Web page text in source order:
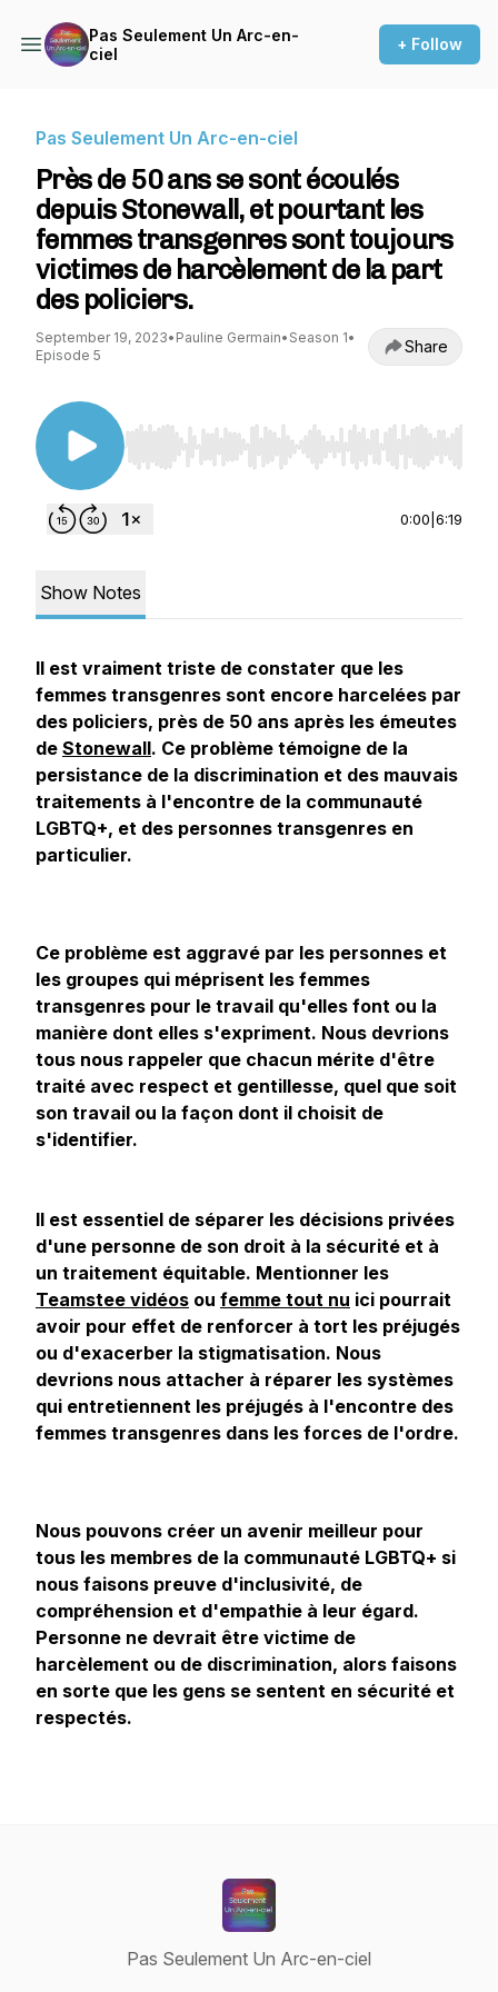
Pas Seulement Un Arc-en-
ciel
+ Follow
Pas Seulement Un Arc-en-ciel
Près de 50 ans se sont écoulés
depuis Stonewall, et pourtant les
femmes transgenres sont toujours
victimes de harcèlement de la part
des policiers.
September 19, 2023• Pauline Germain• Season 1•
Episode 5
Share
Use Left/Right to seek, Home/End to jump to
0:00 6:19
Show Notes
Il est vraiment triste de constater que les
femmes transgenres sont encore harcelées par
des policiers, près de 50 ans après les émeutes
de Stonewall. Ce problème témoigne de la
persistance de la discrimination et des mauvais
traitements à l'encontre de la communauté
LGBTQ+, et des personnes transgenres en
particulier.
Ce problème est aggravé par les personnes et
les groupes qui méprisent les femmes
transgenres pour le travail qu'elles font ou la
manière dont elles s'expriment. Nous devrions
tous nous rappeler que chacun mérite d'être
traité avec respect et gentillesse, quel que soit
son travail ou la façon dont il choisit de
s'identifier.
Il est essentiel de séparer les décisions privées
d'une personne de son droit à la sécurité et à
un traitement équitable. Mentionner les
Teamstee vidéos ou femme tout nu ici pourrait
avoir pour effet de renforcer à tort les préjugés
ou d'exacerber la stigmatisation. Nous
devrions nous attacher à réparer les systèmes
qui entretiennent les préjugés à l'encontre des
femmes transgenres dans les forces de l'ordre.
Nous pouvons créer un avenir meilleur pour
tous les membres de la communauté LGBTQ+ si
nous faisons preuve d'inclusivité, de
compréhension et d'empathie à leur égard.
Personne ne devrait être victime de
harcèlement ou de discrimination, alors faisons
en sorte que les gens se sentent en sécurité et
respectés.
Pas Seulement Un Arc-en-ciel